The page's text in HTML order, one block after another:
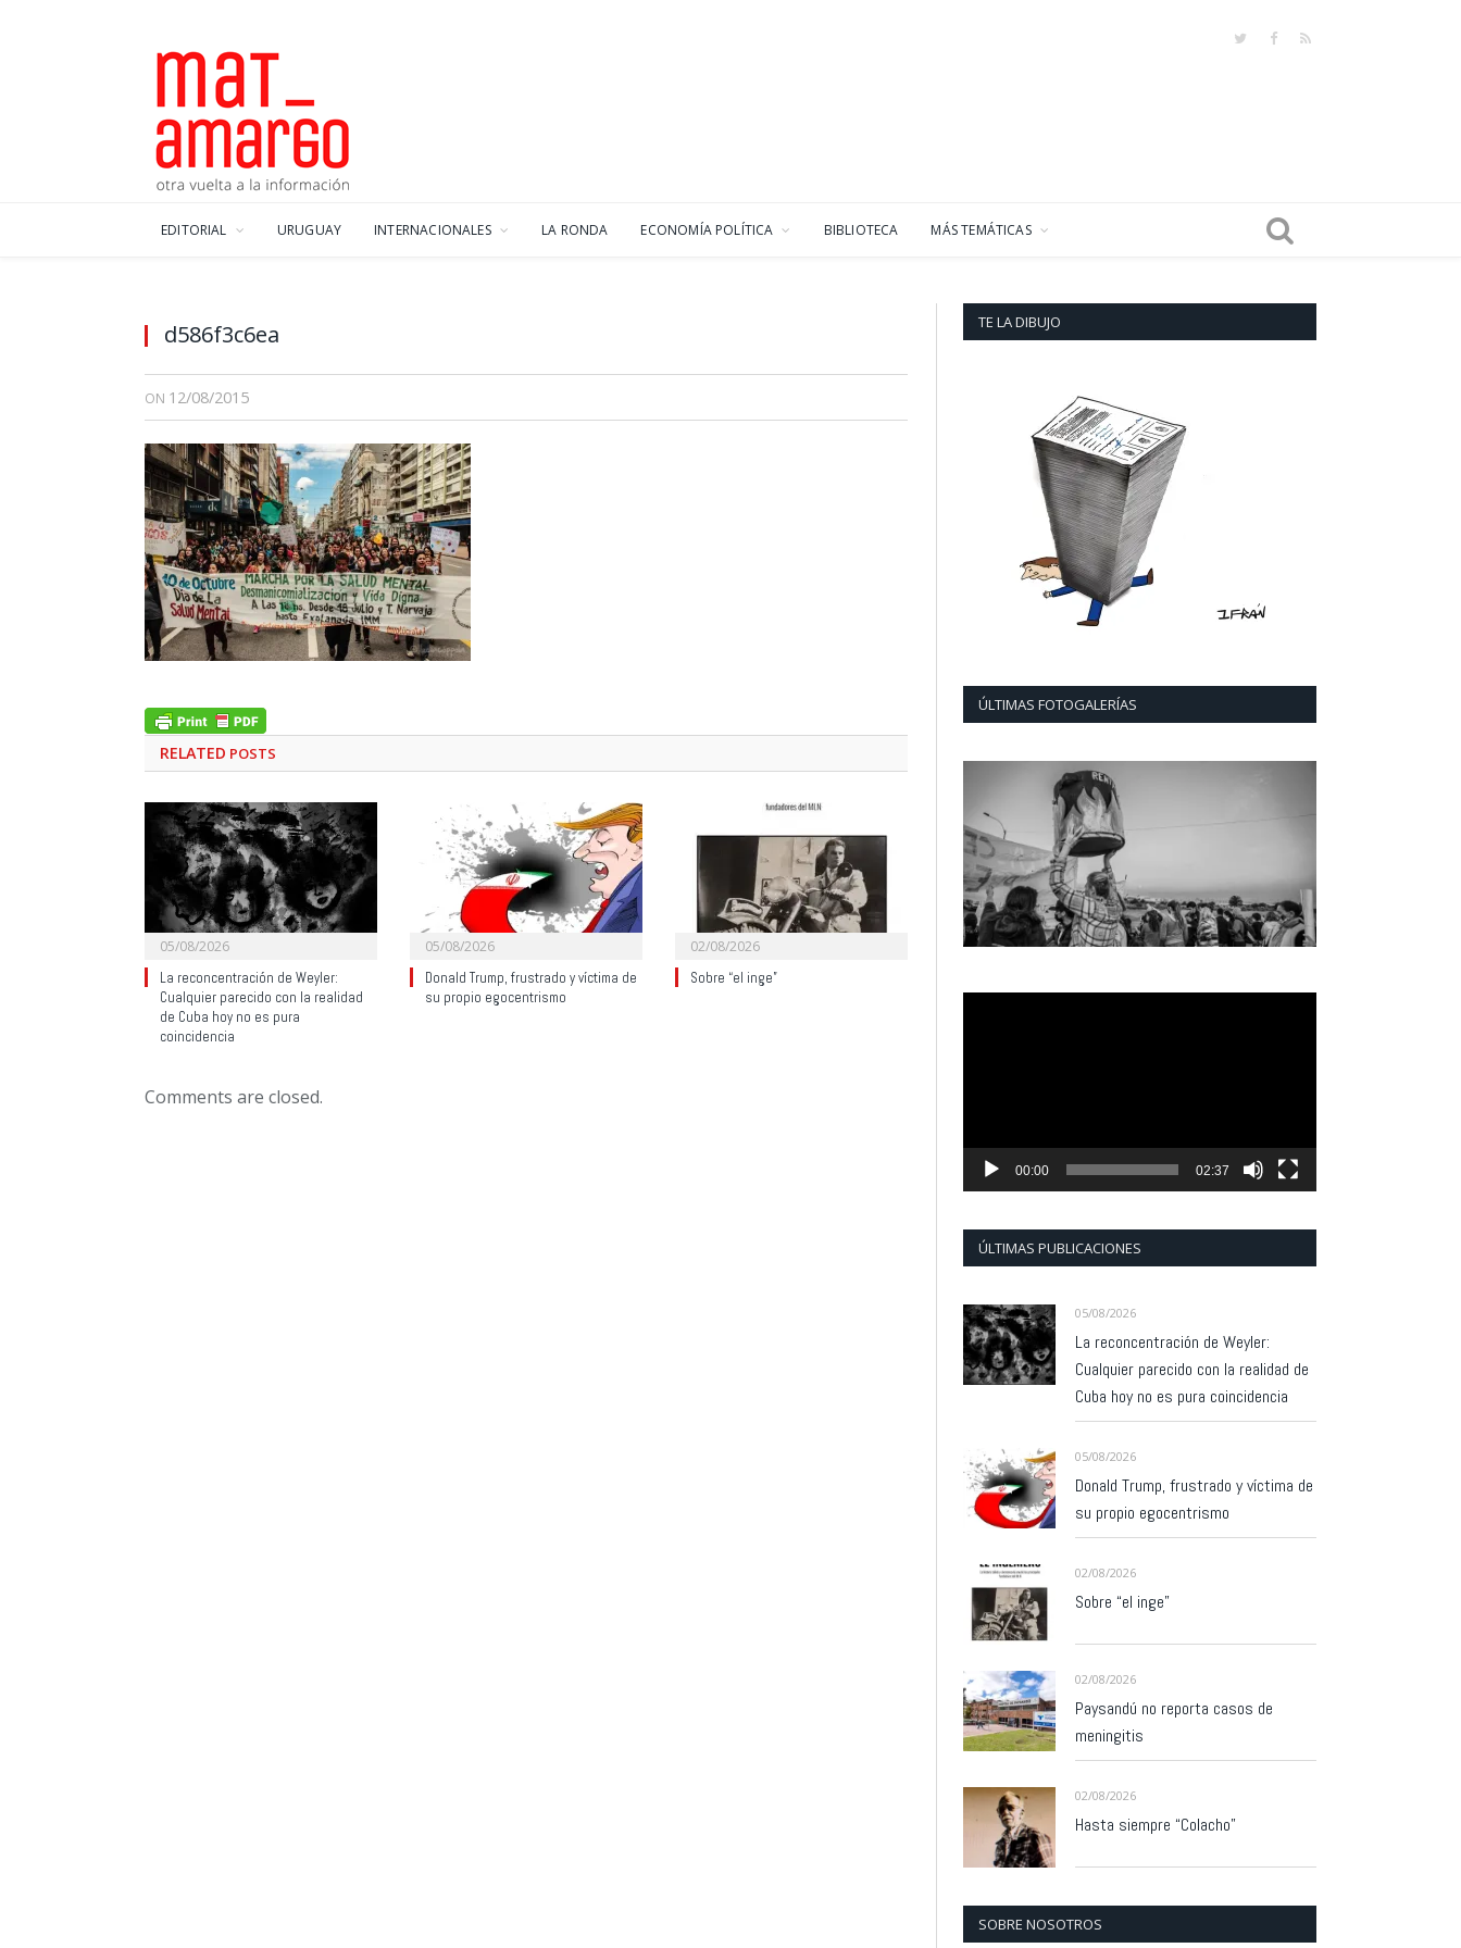
TwitterFacebook
RSS
EDITORIAL URUGUAY INTERNACIONALES LA RONDA ECONOMÍA POLÍTICA BIBLIOTECA MÁS TEMÁTICAS
d586f3c6ea
ON 12/08/2015
RELATED POSTS
05/08/2026
La reconcentración de Weyler:
Cualquier parecido con la realidad
de Cuba hoy no es pura
coincidencia
05/08/2026
Donald Trump, frustrado y víctima de
su propio egocentrismo
02/08/2026
Sobre “el inge”
Comments are closed.
TE LA DIBUJO
ÚLTIMAS FOTOGALERÍAS
00:00 02:37
ÚLTIMAS PUBLICACIONES
05/08/2026
La reconcentración de Weyler:
Cualquier parecido con la realidad de
Cuba hoy no es pura coincidencia
05/08/2026
Donald Trump, frustrado y víctima de
su propio egocentrismo
02/08/2026
Sobre “el inge”
02/08/2026
Paysandú no reporta casos de
meningitis
02/08/2026
Hasta siempre “Colacho”
SOBRE NOSOTROS